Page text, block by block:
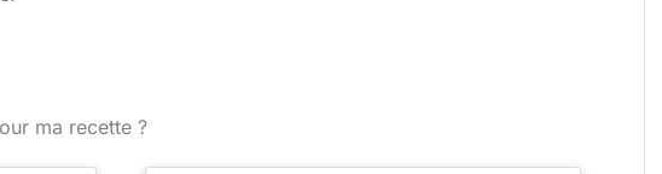
ma recette ?